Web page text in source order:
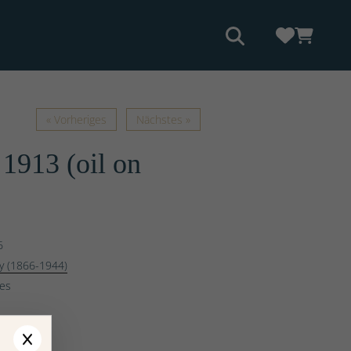
« Vorheriges Nächstes »
(oil on
(1866-1944)